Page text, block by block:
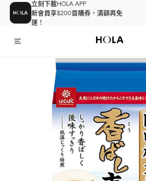
立刻下載HOLA APP
新會員享$200首購券，滿額再免
運！